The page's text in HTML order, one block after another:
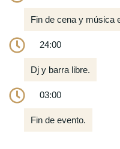
Fin de cena y música
24:00
Dj y barra libre.
03:00
Fin de evento.